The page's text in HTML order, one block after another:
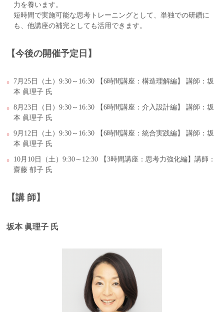
力を養います。
短時間で実施可能な思考トレーニングとして、単独での研鑽に
も、他講座の補完としても活用できます。
【今後の開催予定日】
7月25日（土）9:30～16:30 【6時間講座：構造理解編】 講師：坂
本 眞理子 氏
8月23日（日）9:30～16:30 【6時間講座：介入設計編】 講師：坂
本 眞理子 氏
9月12日（土）9:30～16:30 【6時間講座：統合実践編】 講師：坂
本 眞理子 氏
10月10日（土）9:30～12:30 【3時間講座：思考力強化編】講師：
齋藤 郁子 氏
【講 師】
坂本 眞理子 氏